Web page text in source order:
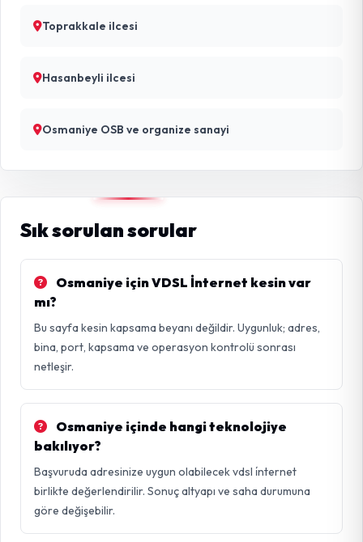
Toprakkale ilcesi
Hasanbeyli ilcesi
Osmaniye OSB ve organize sanayi
Sık sorulan sorular
Osmaniye için VDSL İnternet kesin var
mı?
Bu sayfa kesin kapsama beyanı değildir. Uygunluk; adres,
bina, port, kapsama ve operasyon kontrolü sonrası
netleşir.
Osmaniye içinde hangi teknolojiye
bakılıyor?
Başvuruda adresinize uygun olabilecek vdsl i̇nternet
birlikte değerlendirilir. Sonuç altyapı ve saha durumuna
göre değişebilir.